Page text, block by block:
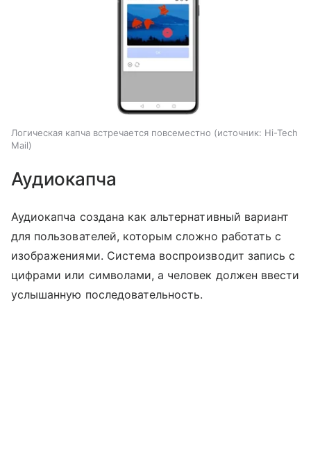
Логическая капча встречается повсеместно источник: Hi-Tech
Mail
Аудиокапча
Аудиокапча создана как альтернативный вариант
для пользователей, которым сложно работать с
изображениями. Система воспроизводит запись с
цифрами или символами, а человек должен ввести
услышанную последовательность.